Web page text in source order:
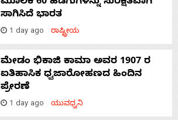
ಸಾಗಿಸಿದೆ ಭಾರತ
1 day ago ರಾಷ್ಟ್ರೀಯ
ಮೇಡಂ ಭಿಕಾಜಿ ಕಾಮಾ ಅವರ 1907 ರ
ಐತಿಹಾಸಿಕ ಧ್ವಜಾರೋಹಣದ ಹಿಂದಿನ
ಪ್ರೇರಣೆ
1 day ago ಯುವಧ್ವನಿ